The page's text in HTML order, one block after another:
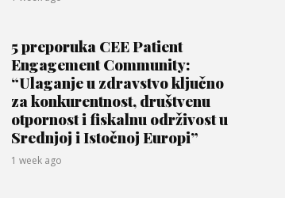
5 preporuka CEE Patient
Engagement Community:
“Ulaganje u zdravstvo ključno
za konkurentnost, društvenu
otpornost i fiskalnu održivost u
Srednjoj i Istočnoj Europi”
1 week ago